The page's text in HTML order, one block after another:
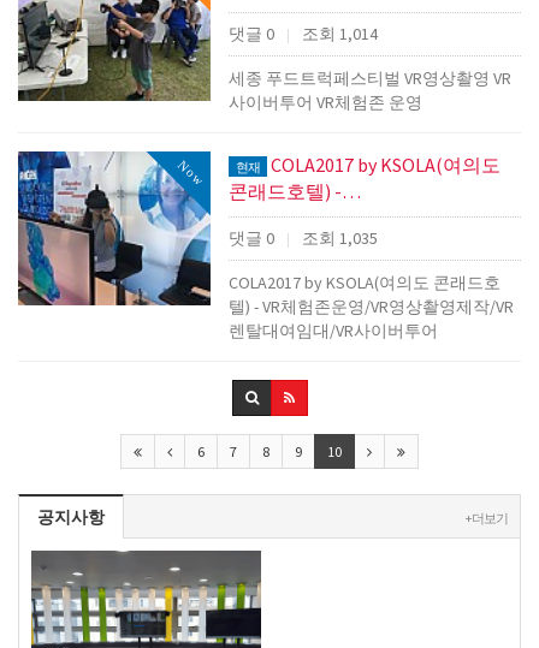
댓글 0 | 조회 1,014
세종 푸드트럭페스티벌 VR영상촬영 VR
사이버투어 VR체험존 운영
Now 현재
COLA2017 by KSOLA(여의도
콘래드호텔) -…
댓글 0 | 조회 1,035
COLA2017 by KSOLA(여의도 콘래드호
텔) - VR체험존운영/VR영상촬영제작/VR
렌탈대여임대/VR사이버투어
6 7 8 9 10
공지사항 + 더보기